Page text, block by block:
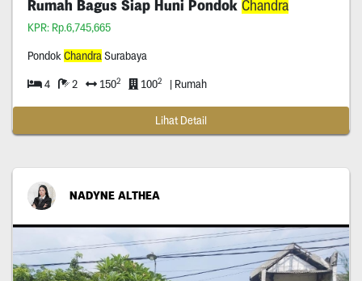
Rumah Bagus Siap Huni Pondok Chandra
KPR: Rp.6,745,665
Pondok Chandra Surabaya
4 2 1502 1002 | Rumah
Lihat Detail
NADYNE ALTHEA